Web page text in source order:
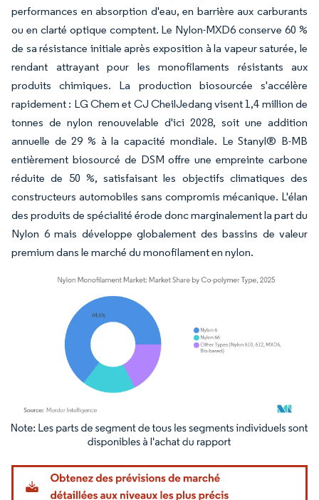
performances en absorption d'eau, en barrière aux carburants
ou en clarté optique comptent. Le Nylon-MXD6 conserve 60 %
de sa résistance initiale après exposition à la vapeur saturée, le
rendant attrayant pour les monofilaments résistants aux
produits chimiques. La production biosourcée s'accélère
rapidement : LG Chem et CJ CheilJedang visent 1,4 million de
tonnes de nylon renouvelable d'ici 2028, soit une addition
annuelle de 29 % à la capacité mondiale. Le Stanyl® B-MB
entièrement biosourcé de DSM offre une empreinte carbone
réduite de 50 %, satisfaisant les objectifs climatiques des
constructeurs automobiles sans compromis mécanique. L'élan
des produits de spécialité érode donc marginalement la part du
Nylon 6 mais développe globalement des bassins de valeur
premium dans le marché du monofilament en nylon.
Image © Mordor Intelligence. La réutilisation nécessite une attribution sous CC BY